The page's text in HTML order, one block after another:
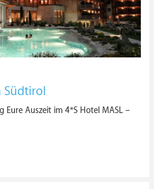
Südtirol
Eure Auszeit im 4*S Hotel MASL –